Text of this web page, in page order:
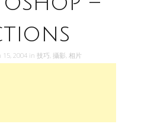
15, 2004 in 技巧, 攝影, 相片